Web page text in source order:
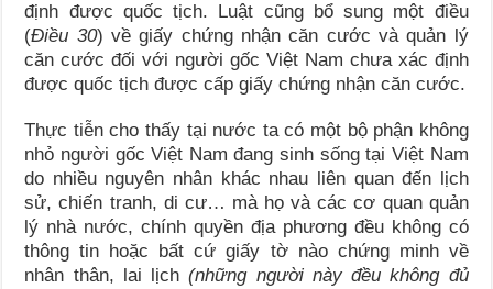
định được quốc tịch. Luật cũng bổ sung một điều
(Điều 30) về giấy chứng nhận căn cước và quản lý
căn cước đối với người gốc Việt Nam chưa xác định
được quốc tịch được cấp giấy chứng nhận căn cước.
Thực tiễn cho thấy tại nước ta có một bộ phận không
nhỏ người gốc Việt Nam đang sinh sống tại Việt Nam
do nhiều nguyên nhân khác nhau liên quan đến lịch
sử, chiến tranh, di cư… mà họ và các cơ quan quản
lý nhà nước, chính quyền địa phương đều không có
thông tin hoặc bất cứ giấy tờ nào chứng minh về
nhân thân, lai lịch(những người này đều không đủ